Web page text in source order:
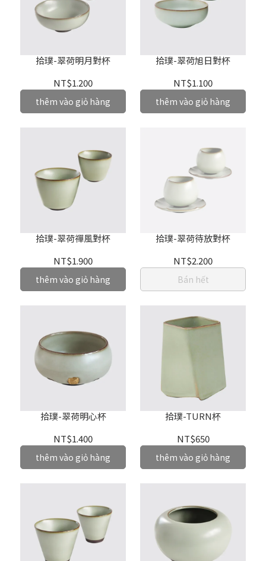
拾璞-翠荷明月對杯
NT$1.200
thêm vào giỏ hàng
拾璞-翠荷旭日對杯
NT$1.100
thêm vào giỏ hàng
拾璞-翠荷禪風對杯
NT$1.900
thêm vào giỏ hàng
拾璞-翠荷待放對杯
NT$2.200
Bán hết
拾璞-翠荷明心杯
NT$1.400
thêm vào giỏ hàng
拾璞-TURN杯
NT$650
thêm vào giỏ hàng